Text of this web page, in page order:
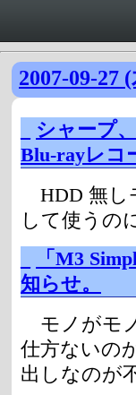
2007-09-27
シャープ
Blu-rayレコ
HDD 無し
して使うの
「M3
知らせ。
モノがモ
仕方ないの
出しなのが